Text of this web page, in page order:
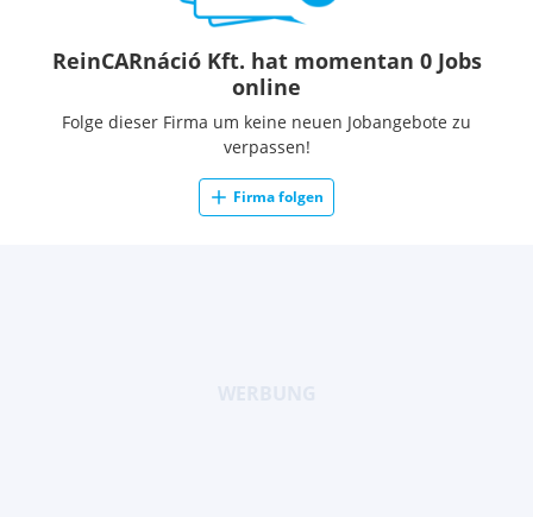
ReinCARnáció Kft. hat momentan 0 Jobs
online
Folge dieser Firma um keine neuen Jobangebote zu
verpassen!
Firma folgen